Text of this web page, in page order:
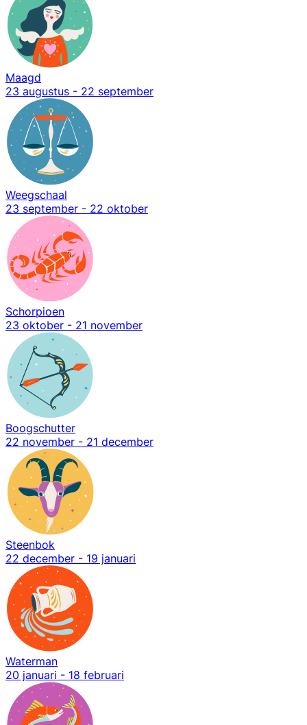
Maagd
23 augustus - 22 september
Weegschaal
23 september - 22 oktober
Schorpioen
23 oktober - 21 november
Boogschutter
22 november - 21 december
Steenbok
22 december - 19 januari
Waterman
20 januari - 18 februari